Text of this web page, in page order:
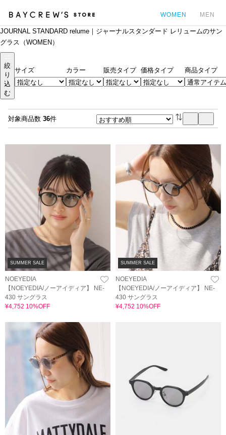
WOMEN MEN
JOURNAL STANDARD relume｜ジャーナルスタンダード レリュームのサン
グラス（WOMEN）
絞
り
込
む
サイズ カラー 販売タイプ 価格タイプ 商品タイプ
対象商品数 36件
SUMMER SALE
NOEYEDIA
【NOEYEDIA/ノーアイディア】 NE-
430 サングラス
¥4,752 10%OFF
SUMMER SALE
NOEYEDIA
【NOEYEDIA/ノーアイディア】 NE-
430 サングラス
¥4,752 10%OFF